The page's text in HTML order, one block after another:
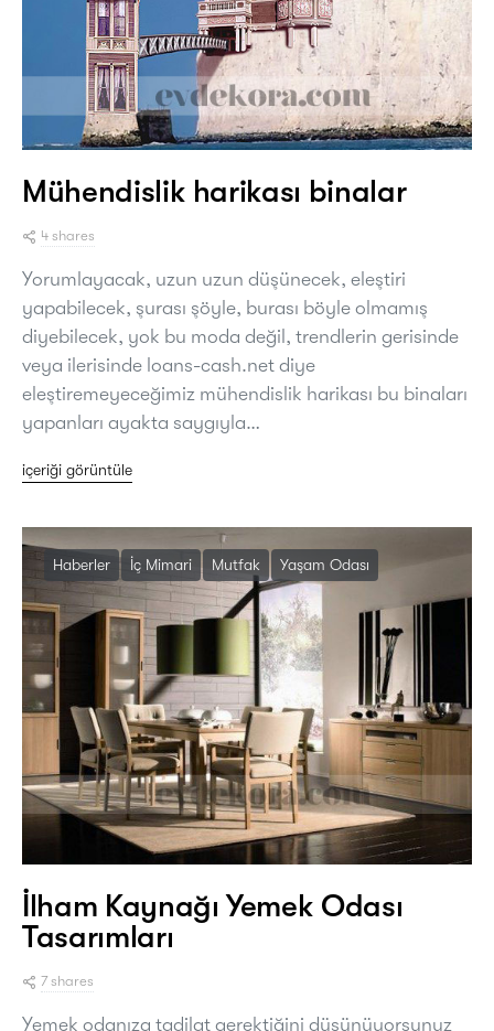
Mühendislik harikası binalar
4 shares
Yorumlayacak, uzun uzun düşünecek, eleştiri
yapabilecek, şurası şöyle, burası böyle olmamış
diyebilecek, yok bu moda değil, trendlerin gerisinde
veya ilerisinde loans-cash.net diye
eleştiremeyeceğimiz mühendislik harikası bu binaları
yapanları ayakta saygıyla…
içeriği görüntüle
Haberler İç Mimari Mutfak Yaşam Odası
İlham Kaynağı Yemek Odası
Tasarımları
7 shares
Yemek odanıza tadilat gerektiğini düşünüyorsunuz